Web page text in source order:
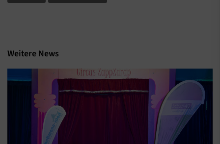
Weitere News